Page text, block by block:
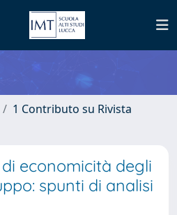
1 Contributo su Rivista
economicità degli
spunti di analisi